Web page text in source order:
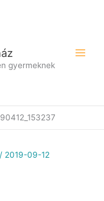
gyermeknek
/ 2019-09-12